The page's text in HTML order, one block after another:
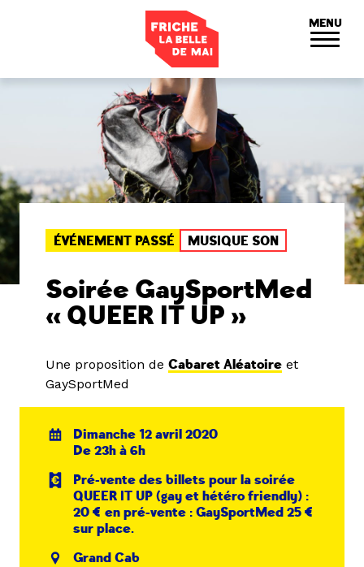
MENU
ÉVÉNEMENT PASSÉ MUSIQUE SON
Soirée GaySportMed
« QUEER IT UP »
Une proposition de Cabaret Aléatoire et
GaySportMed
Dimanche 12 avril 2020
De 23h à 6h
Pré-vente des billets pour la soirée
QUEER IT UP (gay et hétéro friendly) :
20 € en pré-vente : GaySportMed 25 €
sur place.
Grand Cab
Panneau de gestion des cookies